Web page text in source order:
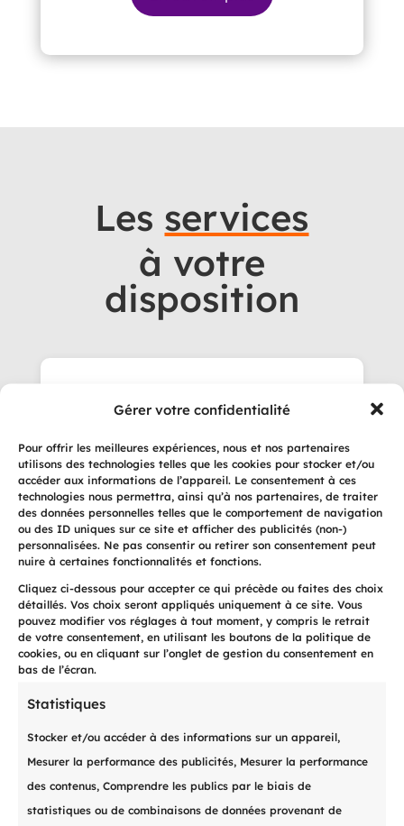
Gérer votre confidentialité
Pour offrir les meilleures expériences, nous et nos partenaires
utilisons des technologies telles que les cookies pour stocker et/ou
accéder aux informations de l’appareil. Le consentement à ces
technologies nous permettra, ainsi qu’à nos partenaires, de traiter
des données personnelles telles que le comportement de navigation
ou des ID uniques sur ce site et afficher des publicités (non-)
personnalisées. Ne pas consentir ou retirer son consentement peut
nuire à certaines fonctionnalités et fonctions.
Cliquez ci-dessous pour accepter ce qui précède ou faites des choix
détaillés. Vos choix seront appliqués uniquement à ce site. Vous
pouvez modifier vos réglages à tout moment, y compris le retrait
de votre consentement, en utilisant les boutons de la politique de
cookies, ou en cliquant sur l’onglet de gestion du consentement en
bas de l’écran.
Statistiques
Stocker et/ou accéder à des informations sur un appareil,
Mesurer la performance des publicités, Mesurer la performance
des contenus, Comprendre les publics par le biais de
statistiques ou de combinaisons de données provenant de
Les services
à votre
disposition
R
Désendettement
Soyez accompagné avec une
solution sur-mesure pour
rembourser vos dettes.
Découvrir
